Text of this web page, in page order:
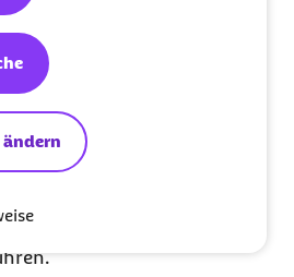
Vorteile bei
mit Bade-
: Unsere Vertragspartner
um die
mit Bade- und